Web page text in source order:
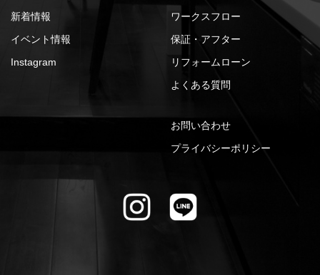
新着情報
イベント情報
Instagram
ワークスフロー
保証・アフター
リフォームローン
よくある質問
お問い合わせ
プライバシーポリシー